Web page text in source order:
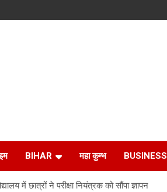
BIHAR महा कुम्भ BUSINESS
में छात्रों ने परीक्षा नियंत्रक को सौंपा ज्ञापन